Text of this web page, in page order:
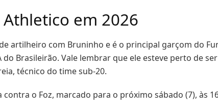
em 2026
artilheiro com Bruninho e é o principal garçom do
Brasileirão. Vale lembrar que ele esteve perto de
técnico do time sub-20.
o Foz, marcado para o próximo sábado (7), às